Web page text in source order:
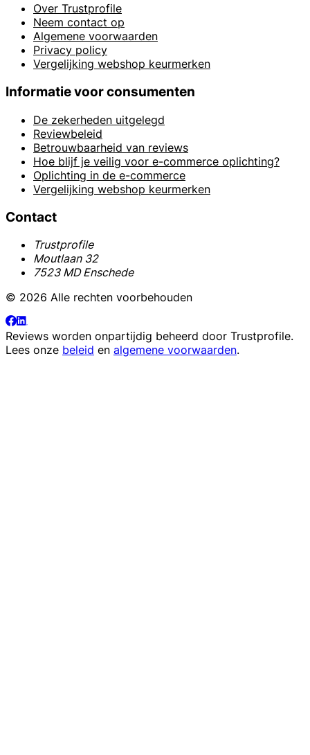
Over Trustprofile
Neem contact op
Algemene voorwaarden
Privacy policy
Vergelijking webshop keurmerken
Informatie voor consumenten
De zekerheden uitgelegd
Reviewbeleid
Betrouwbaarheid van reviews
Hoe blijf je veilig voor e-commerce oplichting?
Oplichting in de e-commerce
Vergelijking webshop keurmerken
Contact
Trustprofile
Moutlaan 32
7523 MD Enschede
© 2026 Alle rechten voorbehouden
Reviews worden onpartijdig beheerd door Trustprofile.
Lees onze beleid en algemene voorwaarden.